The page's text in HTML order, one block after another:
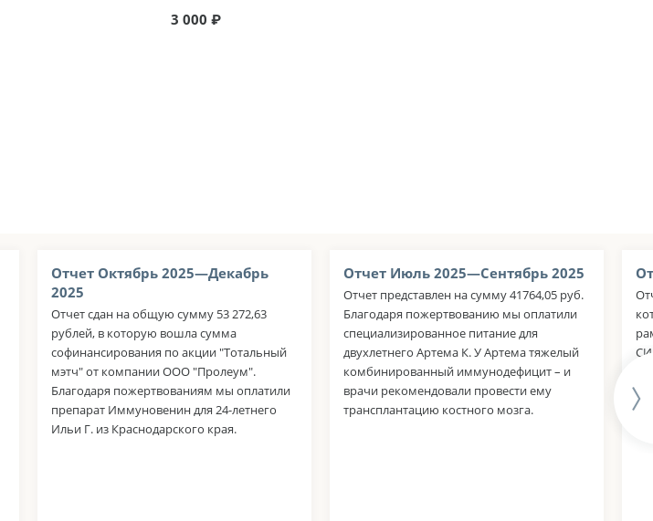
3 000 ₽
Отчет Октябрь 2025—Декабрь
2025
Отчет сдан на общую сумму 53 272,63
рублей, в которую вошла сумма
софинансирования по акции "Тотальный
мэтч" от компании ООО "Пролеум".
Благодаря пожертвованиям мы оплатили
препарат Иммуновенин для 24-летнего
Ильи Г. из Краснодарского края.
Отчет Июль 2025—Сентябрь 2025
Отчет представлен на сумму 41764,05 руб.
Благодаря пожертвованию мы оплатили
специализированное питание для
двухлетнего Артема К. У Артема тяжелый
комбинированный иммунодефицит – и
врачи рекомендовали провести ему
трансплантацию костного мозга.
СИ